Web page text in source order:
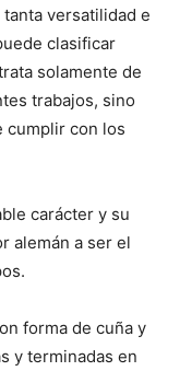
versatilidad e
clasificar
solamente de
trabajos, sino
cumplir con los
carácter y su
alemán a ser el
forma de cuña y
y terminadas en